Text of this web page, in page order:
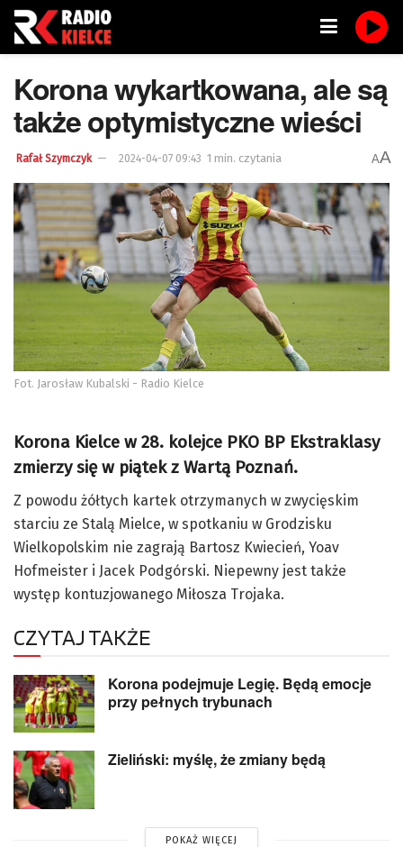
Korona wykartkowana, ale są
także optymistyczne wieści
Rafał Szymczyk 2024-04-07 09:43 1 min. czytania AA
Fot. Jarosław Kubalski - Radio Kielce
Korona Kielce w 28. kolejce PKO BP Ekstraklasy
zmierzy się w piątek z Wartą Poznań.
Z powodu żółtych kartek otrzymanych w zwycięskim
starciu ze Stalą Mielce, w spotkaniu w Grodzisku
Wielkopolskim nie zagrają Bartosz Kwiecień, Yoav
Hofmeister i Jacek Podgórski. Niepewny jest także
występ kontuzjowanego Miłosza Trojaka.
CZYTAJ TAKŻE
Korona podejmuje Legię. Będą emocje
przy pełnych trybunach
Zieliński: myślę, że zmiany będą
POKAŻ WIĘCEJ